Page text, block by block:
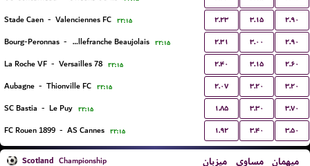
Stade Caen - Valenciennes FC ۲۲:۱۵ ۲.۲۳ ۳.۱۵ ۲.۹۰
Bourg-Peronnas - FC Villefranche Beaujolais ۲۲:۱۵ ۲.۳۱ ۳.۰۰ ۲.۹۰
La Roche VF - Versailles 78 ۲۲:۱۵ ۲.۴۰ ۳.۱۵ ۲.۶۰
Aubagne - Thionville FC ۲۲:۱۵ ۲.۰۷ ۳.۲۰ ۳.۲۰
SC Bastia - Le Puy ۲۲:۱۵ ۱.۸۵ ۳.۳۰ ۳.۷۰
FC Rouen 1899 - AS Cannes ۲۲:۱۵ ۱.۹۲ ۳.۴۰ ۳.۵۰
Scotland Championship میزبان مساوی میهمان